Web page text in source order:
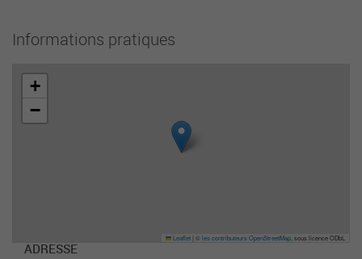
Informations pratiques
+
−
Leaflet ©les contributeurs OpenStreetMap , sous licence ODbL
ADRESSE